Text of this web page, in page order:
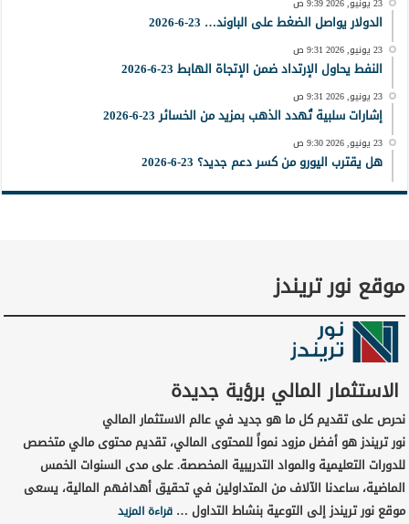
23 يونيو, 2026 9:39 ص
الدولار يواصل الضغط على الباوند… 23-6-2026
23 يونيو, 2026 9:31 ص
النفط يحاول الإرتداد ضمن الإتجاة الهابط 23-6-2026
23 يونيو, 2026 9:31 ص
إشارات سلبية تُهدد الذهب بمزيد من الخسائر 23-6-2026
23 يونيو, 2026 9:30 ص
هل يقترب اليورو من كسر دعم جديد؟ 23-6-2026
موقع نور تريندز
الاستثمار المالي برؤية جديدة
نحرص على تقديم كل ما هو جديد في عالم الاستثمار المالي
نور تريندز هو أفضل مزود نمواً للمحتوى المالي، تقديم محتوى مالي متخصص
للدورات التعليمية والمواد التدريبية المخصصة. على مدى السنوات الخمس
الماضية، ساعدنا الآلاف من المتداولين في تحقيق أهدافهم المالية، يسعى
موقع نور تريندز إلى التوعية بنشاط التداول …قراءة المزيد